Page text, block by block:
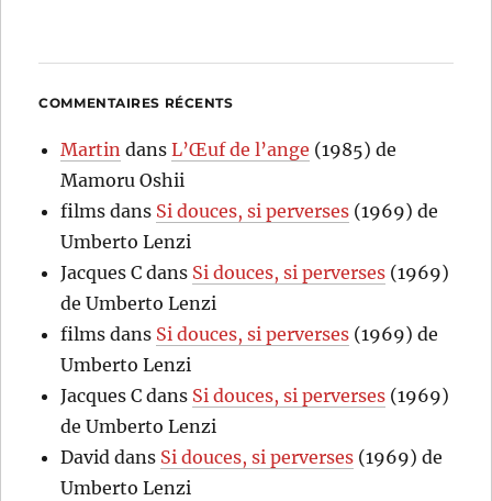
COMMENTAIRES RÉCENTS
Martin dansL’Œuf de l’ange (1985) de
Mamoru Oshii
films dans Si douces, si perverses (1969) de
Umberto Lenzi
Jacques C dans Si douces, si perverses (1969)
de Umberto Lenzi
films dans Si douces, si perverses (1969) de
Umberto Lenzi
Jacques C dans Si douces, si perverses (1969)
de Umberto Lenzi
David dans Si douces, si perverses (1969) de
Umberto Lenzi